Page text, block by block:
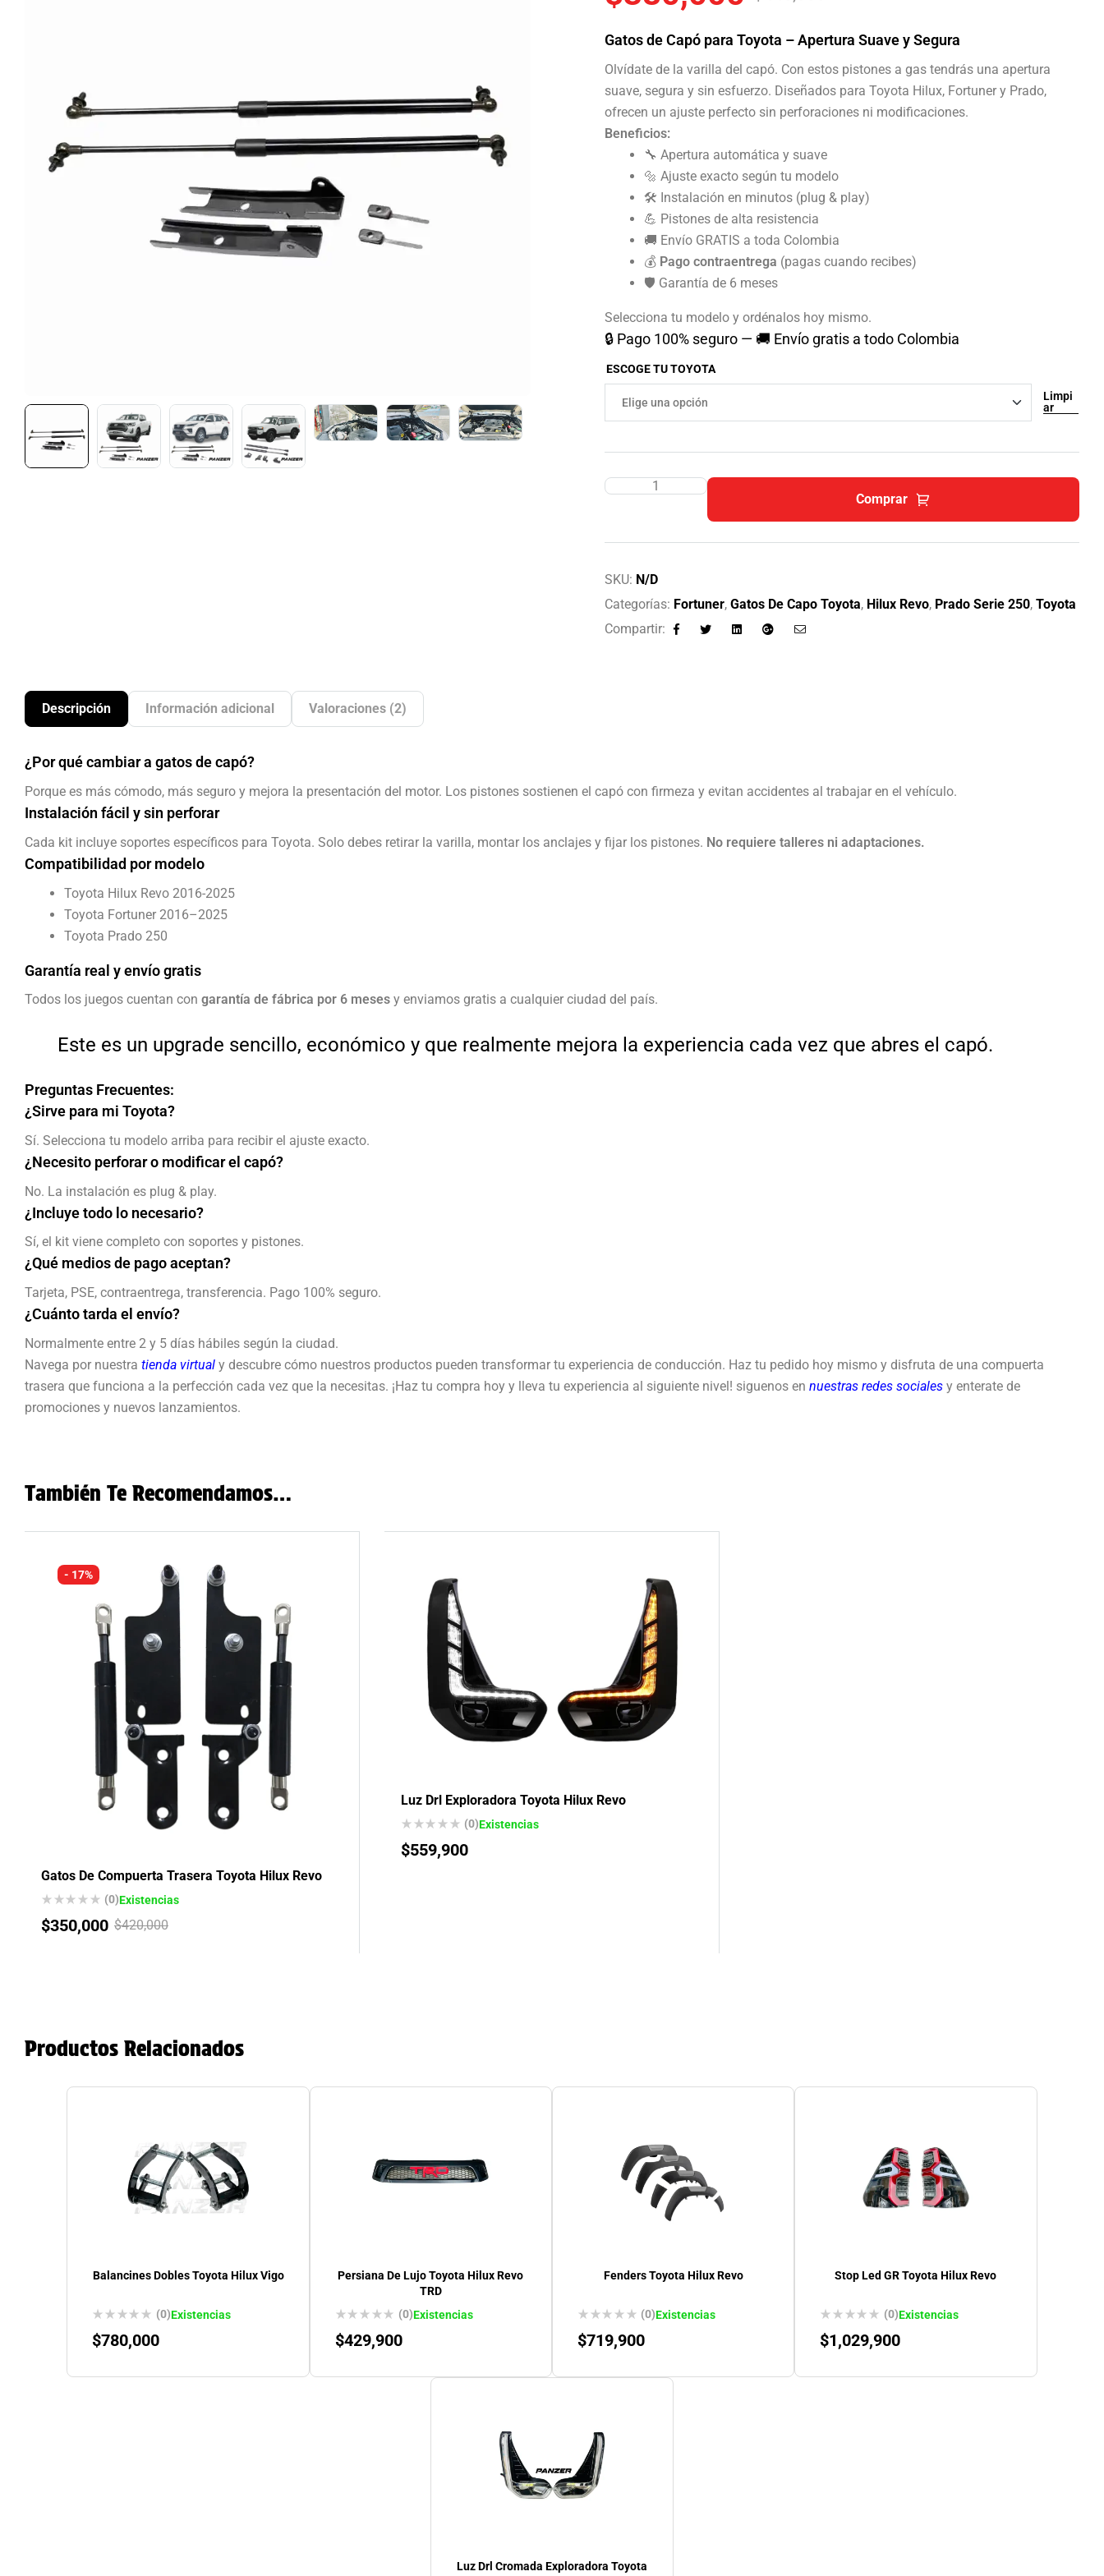
base a
valoracion
clientes
Gatos de Capó para Toyota – Apertura Suave y Segura
Olvídate de la varilla del capó. Con estos pistones a gas tendrás una apertura
suave, segura y sin esfuerzo. Diseñados para Toyota Hilux, Fortuner y Prado,
ofrecen un ajuste perfecto sin perforaciones ni modificaciones.
Beneficios:
🔧 Apertura automática y suave
🔩 Ajuste exacto según tu modelo
🛠️ Instalación en minutos (plug & play)
💪 Pistones de alta resistencia
🚚 Envío GRATIS a toda Colombia
💰 Pago contraentrega (pagas cuando recibes)
🛡️ Garantía de 6 meses
Selecciona tu modelo y ordénalos hoy mismo.
🔒 Pago 100% seguro — 🚚 Envío gratis a todo Colombia
ESCOGE TU TOYOTA
Limpi
ar
Comprar
SKU: N/D
Categorías: Fortuner,Gatos De Capo Toyota, Hilux Revo, Prado Serie 250,Toyota
Compartir:
Descripción Información adicional Valoraciones (2)
¿Por qué cambiar a gatos de capó?
Porque es más cómodo, más seguro y mejora la presentación del motor. Los pistones sostienen el capó con firmeza y evitan accidentes al trabajar en el vehículo.
Instalación fácil y sin perforar
Cada kit incluye soportes específicos para Toyota. Solo debes retirar la varilla, montar los anclajes y fijar los pistones. No requiere talleres ni adaptaciones.
Compatibilidad por modelo
Toyota Hilux Revo 2016-2025
Toyota Fortuner 2016–2025
Toyota Prado 250
Garantía real y envío gratis
Todos los juegos cuentan con garantía de fábrica por 6 meses y enviamos gratis a cualquier ciudad del país.
Este es un upgrade sencillo, económico y que realmente mejora la experiencia cada vez que abres el capó.
Preguntas Frecuentes:
¿Sirve para mi Toyota?
Sí. Selecciona tu modelo arriba para recibir el ajuste exacto.
¿Necesito perforar o modificar el capó?
No. La instalación es plug & play.
¿Incluye todo lo necesario?
Sí, el kit viene completo con soportes y pistones.
¿Qué medios de pago aceptan?
Tarjeta, PSE, contraentrega, transferencia. Pago 100% seguro.
¿Cuánto tarda el envío?
Normalmente entre 2 y 5 días hábiles según la ciudad.
Navega por nuestra tienda virtual y descubre cómo nuestros productos pueden transformar tu experiencia de conducción. Haz tu pedido hoy mismo y disfruta de una compuerta
trasera que funciona a la perfección cada vez que la necesitas. ¡Haz tu compra hoy y lleva tu experiencia al siguiente nivel! siguenos en nuestras redes sociales y enterate de
promociones y nuevos lanzamientos.
También Te Recomendamos…
- 17%
Gatos De Compuerta Trasera Toyota Hilux Revo
(0)Existencias
$420,000
$350,000
Luz Drl Exploradora Toyota Hilux Revo
(0)Existencias
$559,900
Productos Relacionados
Balancines Dobles Toyota Hilux Vigo
(0)Existencias
$780,000
Persiana De Lujo Toyota Hilux Revo
TRD
(0)Existencias
$429,900
Fenders Toyota Hilux Revo
(0)Existencias
$719,900
Stop Led GR Toyota Hilux Revo
(0)Existencias
$1,029,900
Luz Drl Cromada Exploradora Toyota